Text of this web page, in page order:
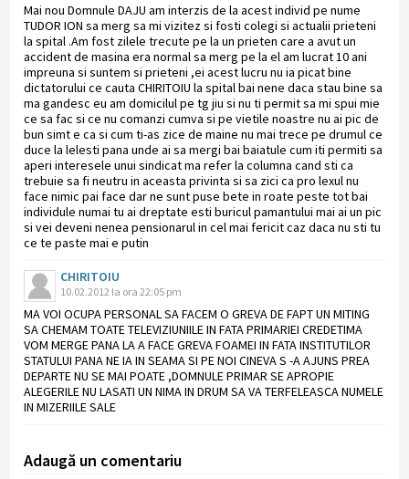
Mai nou Domnule DAJU am interzis de la acest individ pe nume
TUDOR ION sa merg sa mi vizitez si fosti colegi si actualii prieteni
la spital .Am fost zilele trecute pe la un prieten care a avut un
accident de masina era normal sa merg pe la el am lucrat 10 ani
impreuna si suntem si prieteni ,ei acest lucru nu ia picat bine
dictatorului ce cauta CHIRITOIU la spital bai nene daca stau bine sa
ma gandesc eu am domicilul pe tg jiu si nu ti permit sa mi spui mie
ce sa fac si ce nu comanzi cumva si pe vietile noastre nu ai pic de
bun simt e ca si cum ti-as zice de maine nu mai trece pe drumul ce
duce la lelesti pana unde ai sa mergi bai baiatule cum iti permiti sa
aperi interesele unui sindicat ma refer la columna cand sti ca
trebuie sa fi neutru in aceasta privinta si sa zici ca pro lexul nu
face nimic pai face dar ne sunt puse bete in roate peste tot bai
individule numai tu ai dreptate esti buricul pamantului mai ai un pic
si vei deveni nenea pensionarul in cel mai fericit caz daca nu sti tu
ce te paste mai e putin
CHIRITOIU
10.02.2012 la ora 22:05 pm
MA VOI OCUPA PERSONAL SA FACEM O GREVA DE FAPT UN MITING
SA CHEMAM TOATE TELEVIZIUNIILE IN FATA PRIMARIEI CREDETIMA
VOM MERGE PANA LA A FACE GREVA FOAMEI IN FATA INSTITUTILOR
STATULUI PANA NE IA IN SEAMA SI PE NOI CINEVA S -A AJUNS PREA
DEPARTE NU SE MAI POATE ,DOMNULE PRIMAR SE APROPIE
ALEGERILE NU LASATI UN NIMA IN DRUM SA VA TERFELEASCA NUMELE
IN MIZERIILE SALE
Adaugă un comentariu